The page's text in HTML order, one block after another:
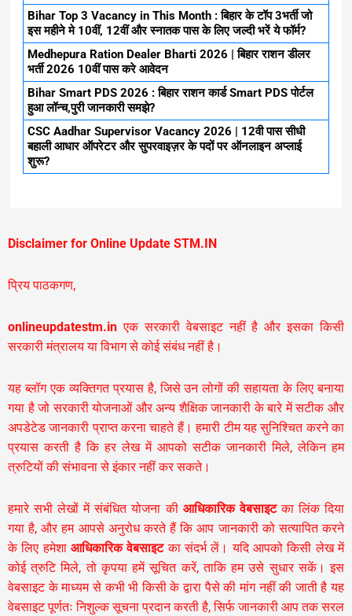
Bihar Top 3 Vacancy in This Month : बिहार के टॉप 3भर्ती जो
इस महीने मे 10वीं, 12वीं और स्नातक पास के लिए जल्दी भरें ये फॉर्म?
Medhepura Ration Dealer Bharti 2026 | बिहार राशन डीलर
भर्ती 2026 10वीं पास करे आवेदन
Bihar Smart PDS 2026 : बिहार राशन कार्ड Smart PDS पोर्टल
हुआ लॉन्च,पुरी जानकारी समझे?
CSC Aadhar Supervisor Vacancy 2026 | 12वी पास सीधी
बहाली आधार ऑपरेटर और सुपरवाइज़र के पदों पर ऑनलाइन अप्लाई
शुरू?
Disclaimer for Online Update STM.IN
प्रिय पाठकगण,
onlineupdatestm.in एक सरकारी वेबसाइट नहीं है और इसका किसी
सरकारी मंत्रालय या विभाग से कोई संबंध नहीं है।
यह ब्लॉग एक व्यक्तिगत प्रयास है, जिसे उन लोगों की सहायता के लिए बनाया
गया है जो सरकारी योजनाओं और अन्य शैक्षिक जानकारी के बारे में सटीक और
अपडेटेड जानकारी प्राप्त करना चाहते हैं। हमारी टीम यह सुनिश्चित करने का
प्रयास करती है कि हर लेख में आपको सटीक जानकारी मिले, लेकिन हम
त्रुटियों की संभावना से इंकार नहीं कर सकते।
हमारे सभी लेखों में संबंधित योजना की आधिकारिक वेबसाइटका लिंक दिया
गया है, और हम आपसे अनुरोध करते हैं कि आप जानकारी को सत्यापित करने
के लिए हमेशा आधिकारिक वेबसाइटका संदर्भ लें। यदि आपको किसी लेख में
कोई त्रुटि मिले, तो कृपया हमें सूचित करें, ताकि हम उसे सुधार सकें। इस
वेबसाइट के माध्यम से कभी भी किसी के द्वारा पैसे की मांग नहीं की जाती है यह
वेबसाइट पूर्णतः निशुल्क सूचना प्रदान करती है,सिर्फ जानकारी आप तक सरल